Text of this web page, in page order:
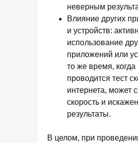
неверным
Влияние других
и устройств:
использование
приложений или
то же время, когда
проводится тест
интернета, может
скорость и
результаты.
В целом, при